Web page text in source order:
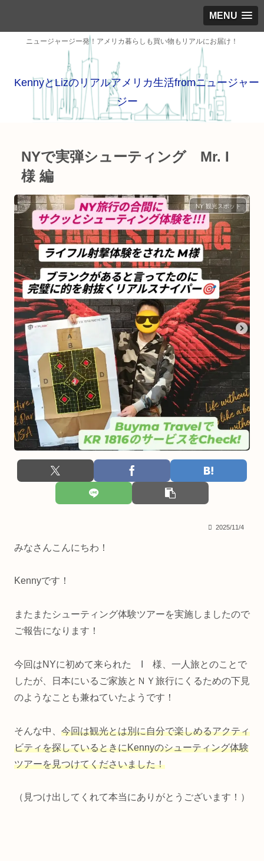
MENU
ニュージャージー発！アメリカ暮らしも買い物もリアルにお届け！
KennyとLizのリアルアメリカ生活fromニュージャー
ジー
NYで実弾シューティング Mr. I
様 編
NY 観光スポット
2025/11/4
みなさんこんにちわ！
Kennyです！
またまたシューティング体験ツアーを実施しましたので
ご報告になります！
今回はNYに初めて来られた I 様、一人旅とのことで
したが、日本にいるご家族とＮＹ旅行にくるための下見
のようなことも兼ねていたようです！
そんな中、 今回は観光とは別に自分で楽しめるアクティ
ビティを探しているときにKennyのシューティング体験
ツアーを見つけてくださいました！
（見つけ出してくれて本当にありがとうございます！）